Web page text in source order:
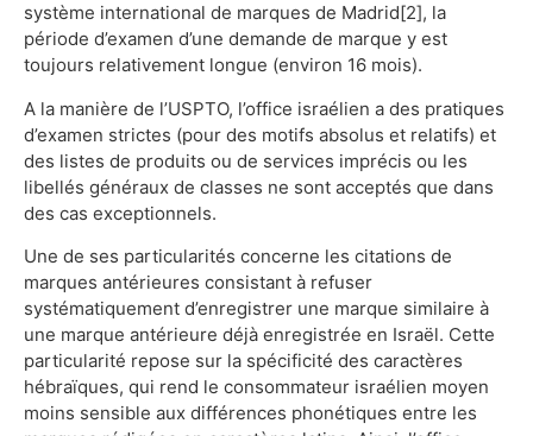
système international de marques de Madrid[2], la
période d’examen d’une demande de marque y est
toujours relativement longue (environ 16 mois).
A la manière de l’USPTO, l’office israélien a des pratiques
d’examen strictes (pour des motifs absolus et relatifs) et
des listes de produits ou de services imprécis ou les
libellés généraux de classes ne sont acceptés que dans
des cas exceptionnels.
Une de ses particularités concerne les citations de
marques antérieures consistant à refuser
systématiquement d’enregistrer une marque similaire à
une marque antérieure déjà enregistrée en Israël. Cette
particularité repose sur la spécificité des caractères
hébraïques, qui rend le consommateur israélien moyen
moins sensible aux différences phonétiques entre les